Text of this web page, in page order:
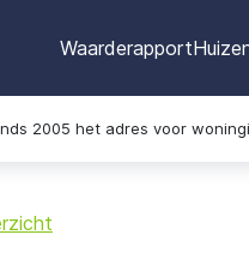
Waarderapport
2005 het adres voor